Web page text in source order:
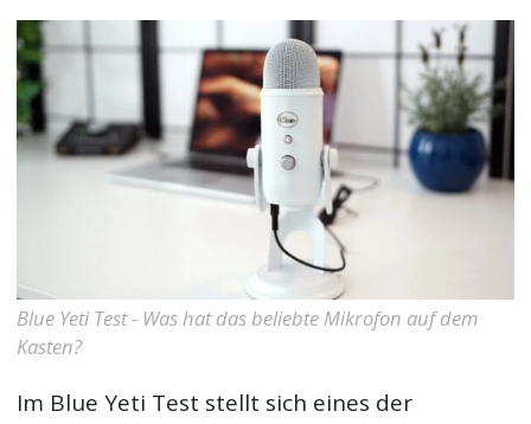
Blue Yeti Test - Was hat das beliebte Mikrofon auf dem
Kasten?
Im Blue Yeti Test stellt sich eines der